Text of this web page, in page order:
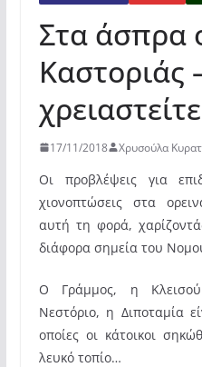
Στα άσπρα
Καστοριάς
17/11/2018 Χρυσούλα
Οι προβλέψεις για
χιονοπτώσεις στα
αυτή τη φορά,
διάφορα σημεία του
Ο Γράμμος, η
Νεστόριο, η Διποταμία
οποίες οι κάτοικοι
λευκό τοπίο…